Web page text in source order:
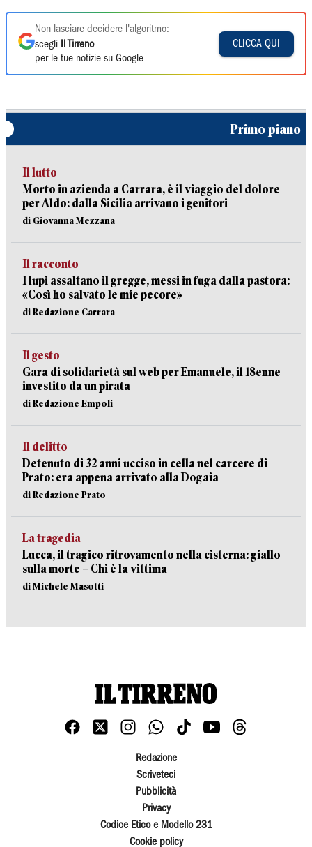
Non lasciare decidere l'algoritmo:
scegli
Il Tirreno
per le tue notizie su Google
CLICCA QUI
Primo piano
Il lutto
Morto in azienda a Carrara, è il viaggio del dolore
per Aldo: dalla Sicilia arrivano i genitori
di Giovanna Mezzana
Il racconto
I lupi assaltano il gregge, messi in fuga dalla pastora:
«Così ho salvato le mie pecore»
di Redazione Carrara
Il gesto
Gara di solidarietà sul web per Emanuele, il 18enne
investito da un pirata
di Redazione Empoli
Il delitto
Detenuto di 32 anni ucciso in cella nel carcere di
Prato: era appena arrivato alla Dogaia
di Redazione Prato
La tragedia
Lucca, il tragico ritrovamento nella cisterna: giallo
sulla morte – Chi è la vittima
di Michele Masotti
Redazione
Scriveteci
Pubblicità
Privacy
Codice Etico e Modello 231
Cookie policy